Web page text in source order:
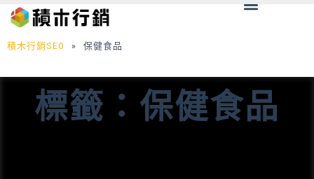
至
主
內
Menu
積木行銷SEO » 保健食品
標籤：保健食品